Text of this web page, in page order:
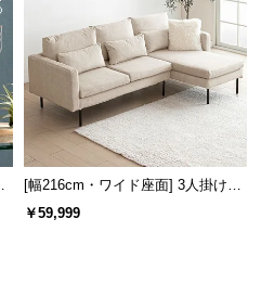
[幅216cm・ワイド座面] 3人掛けカ
ウチソファ ブラックスチール脚 L
￥59,999